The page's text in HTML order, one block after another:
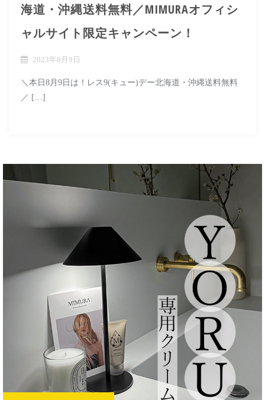
海道・沖縄送料無料／MIMURAオフィシ
ャルサイト限定キャンペーン！
2023年8月9日
＼本日8月9日は！レス9(キュー)デー北海道・沖縄送料無料
／ […]